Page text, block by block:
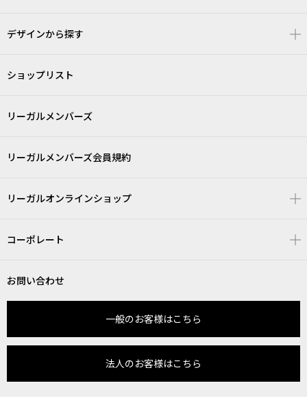
デザインから探す
ショップリスト
リーガルメンバーズ
リーガルメンバーズ会員規約
リーガルオンラインショップ
コーポレート
お問い合わせ
一般のお客様はこちら
法人のお客様はこちら